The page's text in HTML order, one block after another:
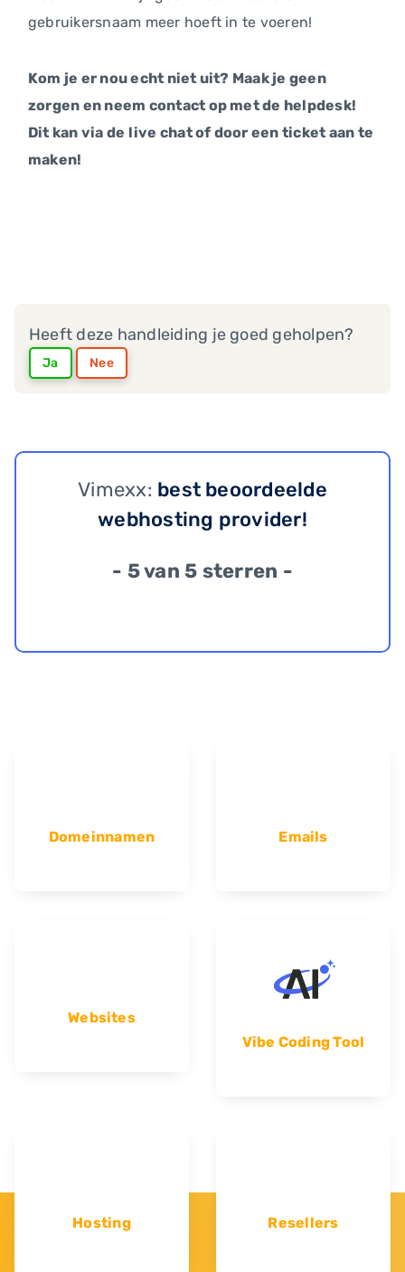
gebruikersnaam meer hoeft in te voeren!
Kom je er nou echt niet uit? Maak je geen
zorgen en neem contact op met de helpdesk!
Dit kan via de live chat of door een ticket aan te
maken!
Heeft deze handleiding je goed geholpen?
Ja Nee
Vimexx: best beoordeelde
webhosting provider!
- 5 van 5 sterren -
Domeinnamen Emails
Websites
Vibe Coding Tool
Hosting Resellers